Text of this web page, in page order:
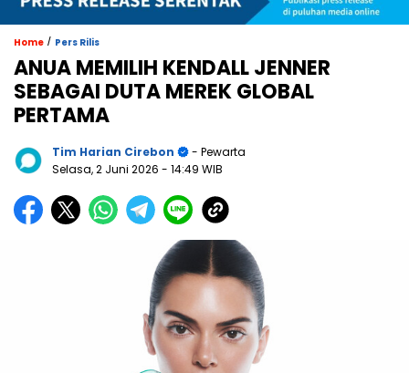
Home / Pers Rilis
ANUA MEMILIH KENDALL JENNER
SEBAGAI DUTA MEREK GLOBAL
PERTAMA
Tim Harian Cirebon
- Pewarta
Selasa, 2 Juni 2026 - 14:49 WIB